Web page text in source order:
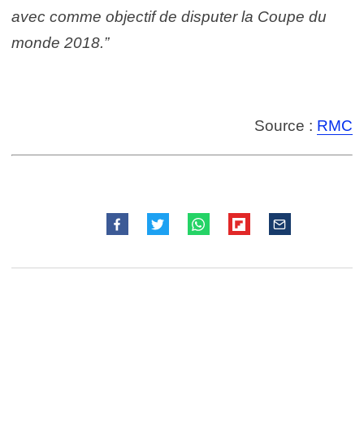
avec comme objectif de disputer la Coupe du
monde 2018.”
Source : RMC